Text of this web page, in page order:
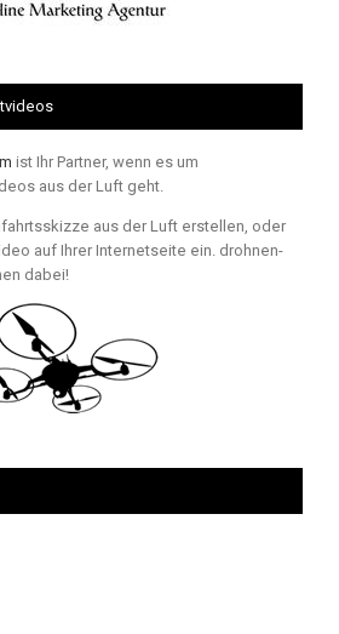
ist Ihr Partner, wenn es um
aus der Luft geht.
aus der Luft erstellen, oder
auf Ihrer Internetseite ein. drohnen-
dabei!